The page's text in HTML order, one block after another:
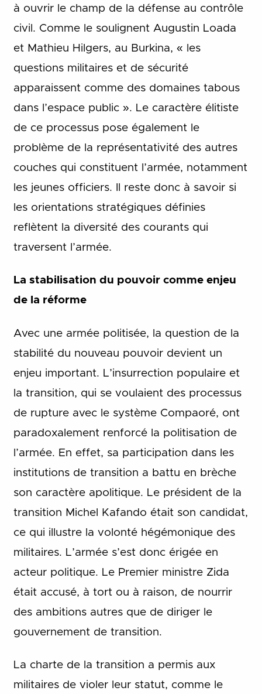
à ouvrir le champ de la défense au contrôle
civil. Comme le soulignent Augustin Loada
et Mathieu Hilgers, au Burkina, « les
questions militaires et de sécurité
apparaissent comme des domaines tabous
dans l’espace public ». Le caractère élitiste
de ce processus pose également le
problème de la représentativité des autres
couches qui constituent l’armée, notamment
les jeunes officiers. Il reste donc à savoir si
les orientations stratégiques définies
reflètent la diversité des courants qui
traversent l’armée.
La stabilisation du pouvoir comme enjeu
de la réforme
Avec une armée politisée, la question de la
stabilité du nouveau pouvoir devient un
enjeu important. L’insurrection populaire et
la transition, qui se voulaient des processus
de rupture avec le système Compaoré, ont
paradoxalement renforcé la politisation de
l’armée. En effet, sa participation dans les
institutions de transition a battu en brèche
son caractère apolitique. Le président de la
transition Michel Kafando était son candidat,
ce qui illustre la volonté hégémonique des
militaires. L’armée s’est donc érigée en
acteur politique. Le Premier ministre Zida
était accusé, à tort ou à raison, de nourrir
des ambitions autres que de diriger le
gouvernement de transition.
La charte de la transition a permis aux
militaires de violer leur statut, comme le